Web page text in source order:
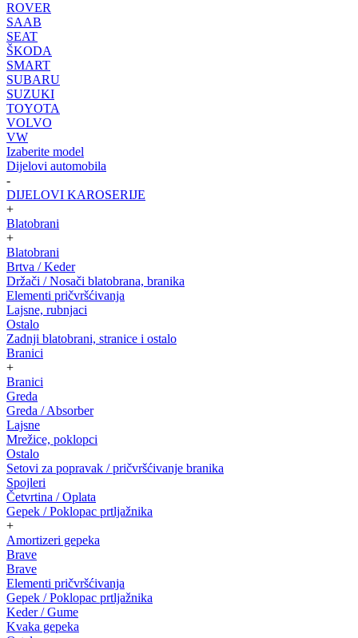
ROVER
SAAB
SEAT
ŠKODA
SMART
SUBARU
SUZUKI
TOYOTA
VOLVO
VW
Izaberite model
Dijelovi automobila
-
DIJELOVI KAROSERIJE
+
Blatobrani
+
Blatobrani
Brtva / Keder
Držači / Nosači blatobrana, branika
Elementi pričvršćivanja
Lajsne, rubnjaci
Ostalo
Zadnji blatobrani, stranice i ostalo
Branici
+
Branici
Greda
Greda / Absorber
Lajsne
Mrežice, poklopci
Ostalo
Setovi za popravak / pričvršćivanje branika
Spojleri
Četvrtina / Oplata
Gepek / Poklopac prtljažnika
+
Amortizeri gepeka
Brave
Brave
Elementi pričvršćivanja
Gepek / Poklopac prtljažnika
Keder / Gume
Kvaka gepeka